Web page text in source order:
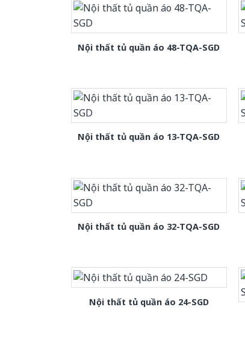
Nội thất tủ quần áo 48-TQA-SGD
Nội thất tủ quần áo 13-TQA-SGD
Nội thất tủ quần áo 32-TQA-SGD
Nội thất tủ quần áo 24-SGD